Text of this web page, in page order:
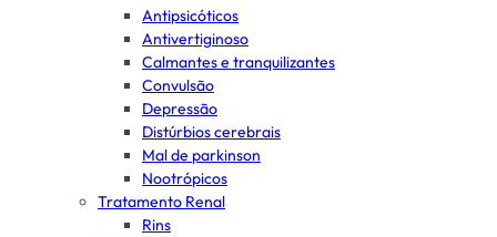
Antipsicóticos
Antivertiginoso
Calmantes e tranquilizantes
Convulsão
Depressão
Distúrbios cerebrais
Mal de parkinson
Nootrópicos
Tratamento Renal
Rins